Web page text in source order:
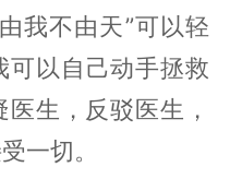
我不由天”可以轻
可以自己动手拯救
生，反驳医生，
一切。